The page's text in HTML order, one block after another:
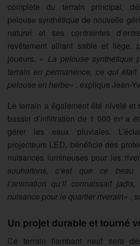
complète du terrain principal,
pelouse synthétique de nouvelle
naturel et ses contraintes
revêtement alliant sable et liège,
joueurs. « La pelouse synthétique
terrain en permanence, ce qui
pelouse en herbe« , explique Jean-
Le terrain a également été nivelé et
bassin d’infiltration de 1 000 m³ a
gérer les eaux pluviales.
projecteurs LED, bénéficie des
nuisances lumineuses pour les
souhaitons, c’est que ce beau
l’animation qu’il connaissait
nuisance pour le quartier riverain« ,
Un projet durable et tourné
Ce terrain flambant neuf sera